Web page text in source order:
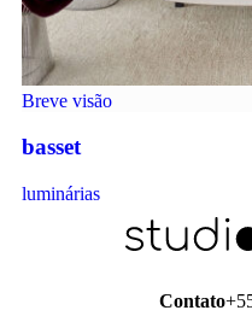
Breve visão
basset
luminárias
Contato